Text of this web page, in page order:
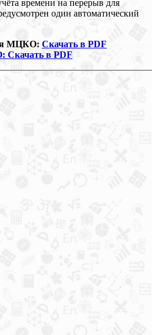
времени на перерыв для
один автоматический
МЦКО: Скачать в PDF
в PDF